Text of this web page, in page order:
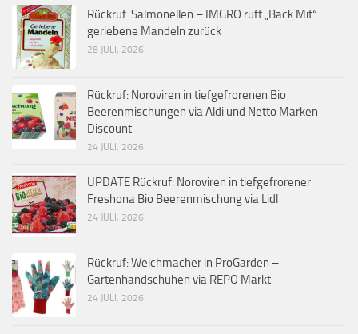
Rückruf: Salmonellen – IMGRO ruft „Back Mit“
geriebene Mandeln zurück
28 JULI, 2026
Rückruf: Noroviren in tiefgefrorenen Bio
Beerenmischungen via Aldi und Netto Marken
Discount
24 JULI, 2026
UPDATE Rückruf: Noroviren in tiefgefrorener
Freshona Bio Beerenmischung via Lidl
24 JULI, 2026
Rückruf: Weichmacher in ProGarden –
Gartenhandschuhen via REPO Markt
24 JULI, 2026